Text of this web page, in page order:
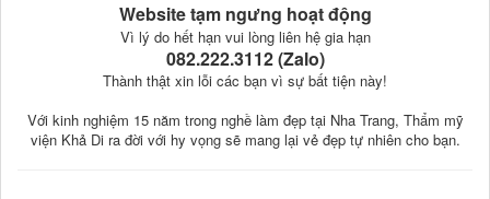
Website tạm ngưng hoạt động
Vì lý do hết hạn vui lòng liên hệ gia hạn
082.222.3112 (Zalo)
Thành thật xin lỗi các bạn vì sự bất tiện này!
Với kinh nghiệm 15 năm trong nghề làm đẹp tại Nha Trang, Thẩm mỹ
viện Khả Di ra đời với hy vọng sẽ mang lại vẻ đẹp tự nhiên cho bạn.